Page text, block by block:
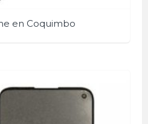
en Coquimbo